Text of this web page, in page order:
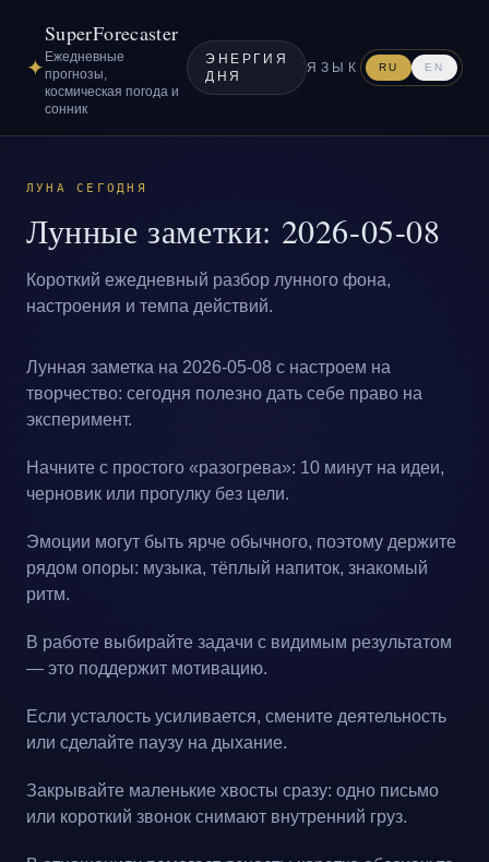
✦
SuperForecaster
Ежедневные
прогнозы,
космическая погода и
сонник
ЭНЕРГИЯ
ДНЯ
ЯЗЫК RU EN
ЛУНА СЕГОДНЯ
Лунные заметки: 2026-05-08
Короткий ежедневный разбор лунного фона,
настроения и темпа действий.
Лунная заметка на 2026-05-08 с настроем на
творчество: сегодня полезно дать себе право на
эксперимент.
Начните с простого «разогрева»: 10 минут на идеи,
черновик или прогулку без цели.
Эмоции могут быть ярче обычного, поэтому держите
рядом опоры: музыка, тёплый напиток, знакомый
ритм.
В работе выбирайте задачи с видимым результатом
— это поддержит мотивацию.
Если усталость усиливается, смените деятельность
или сделайте паузу на дыхание.
Закрывайте маленькие хвосты сразу: одно письмо
или короткий звонок снимают внутренний груз.